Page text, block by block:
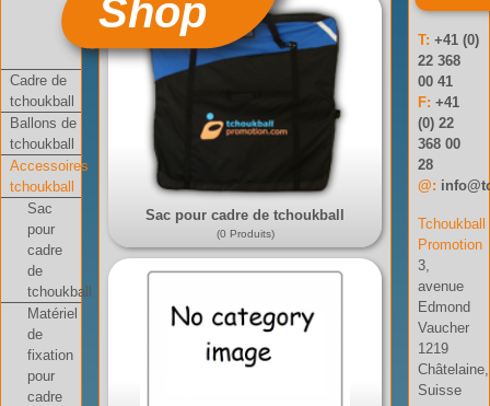
Shop
Cadre de
tchoukball
Ballons de
tchoukball
Accessoires
tchoukball
Sac
pour
cadre
de
tchoukball
Matériel
de
fixation
pour
cadre
Sac pour cadre de tchoukball
(0 Produits)
T:+41 (0)
22 368
00 41
F:+41
(0) 22
368 00
28
@:
Tchoukball
Promotion
3,
avenue
Edmond
Vaucher
1219
Châtelaine,
Suisse